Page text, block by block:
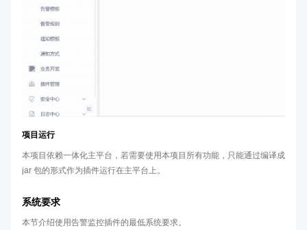
项目运行
本项目依赖一体化主平台，若需要使用本项目所有功能，只能通过编译成
jar 包的形式作为插件运行在主平台上。
系统要求
本节介绍使用告警监控插件的最低系统要求。